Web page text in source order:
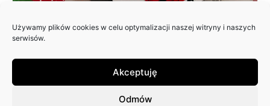
Używamy plików cookies w celu optymalizacji naszej witryny i naszych
serwisów.
Akceptuję
Odmów
ZAPRASZAMY DO NADSYŁANIA
PISMA: SCENY POLSKIE